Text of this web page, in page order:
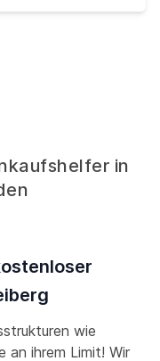
in
wie
an ihrem Limit! Wir